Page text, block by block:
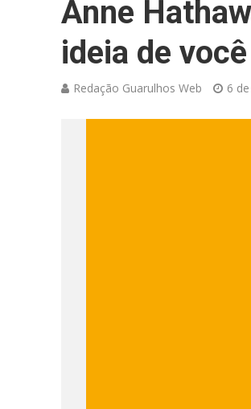
Anne
ideia de você
Redação Guarulhos Web 6